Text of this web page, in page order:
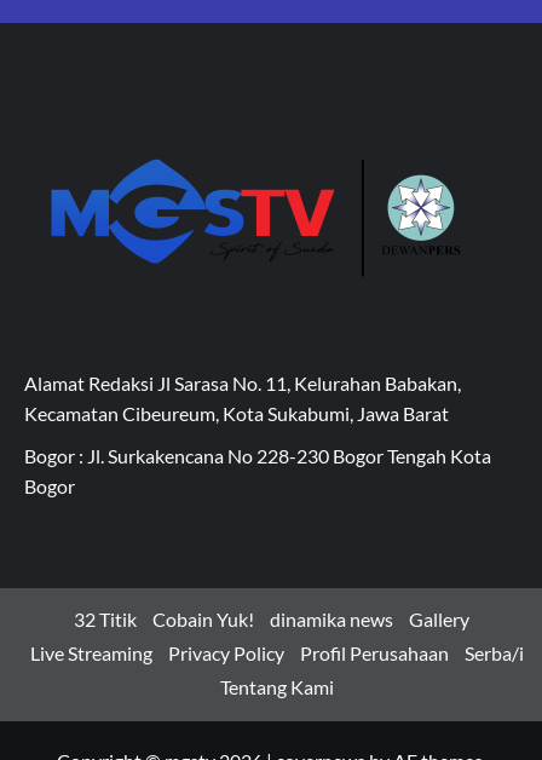
Alamat Redaksi Jl Sarasa No. 11, Kelurahan Babakan,
Kecamatan Cibeureum, Kota Sukabumi, Jawa Barat
Bogor : Jl. Surkakencana No 228-230 Bogor Tengah Kota
Bogor
32 Titik Cobain Yuk! dinamika news
Gallery
Live Streaming
Privacy Policy Profil Perusahaan
Serba/i
Tentang Kami